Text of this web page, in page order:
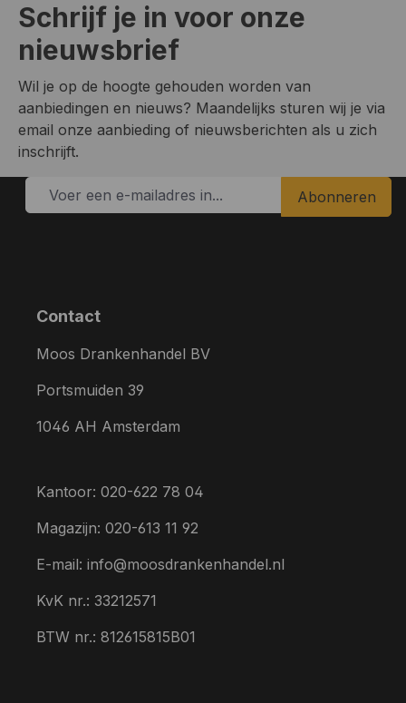
Schrijf je in voor onze
nieuwsbrief
Wil je op de hoogte gehouden worden van
aanbiedingen en nieuws? Maandelijks sturen wij je via
email onze aanbieding of nieuwsberichten als u zich
inschrijft.
Abonneren
Contact
Moos Drankenhandel BV
Portsmuiden 39
1046 AH Amsterdam
Kantoor: 020-622 78 04
Magazijn: 020-613 11 92
E-mail: info@moosdrankenhandel.nl
KvK nr.: 33212571
BTW nr.: 812615815B01